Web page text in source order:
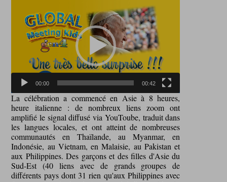
Player
00:00 00:42
La célébration a commencé en Asie à 8 heures,
heure italienne : de nombreux liens zoom ont
amplifié le signal diffusé via YouToube, traduit dans
les langues locales, et ont atteint de nombreuses
communautés en Thaïlande, au Myanmar, en
Indonésie, au Vietnam, en Malaisie, au Pakistan et
aux Philippines. Des garçons et des filles d'Asie du
Sud-Est (40 liens avec de grands groupes de
différents pays dont 31 rien qu'aux Philippines avec